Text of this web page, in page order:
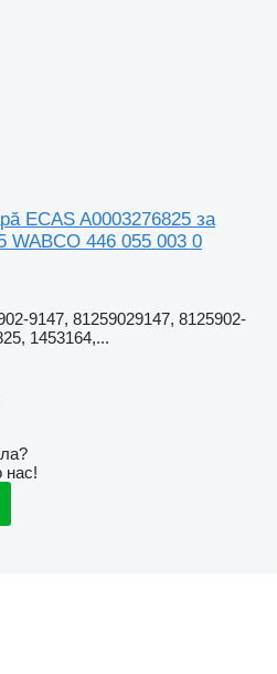
ECAS A0003276825 за
WABCO 446 055 003 0
9147, 81259029147, 8125902-
1453164,...
нас!